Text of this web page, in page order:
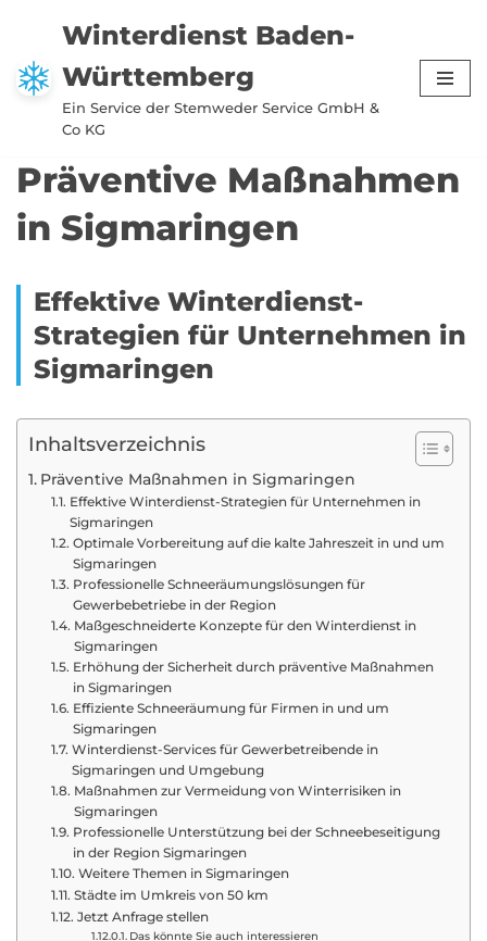
Zum
Inhalt
springen
Winterdienst Baden-
Württemberg
Ein Service der Stemweder Service GmbH &
Co KG
Präventive Maßnahmen
in Sigmaringen
Effektive Winterdienst-
Strategien für Unternehmen in
Sigmaringen
Inhaltsverzeichnis
Präventive Maßnahmen in Sigmaringen
Effektive Winterdienst-Strategien für Unternehmen in
Sigmaringen
Optimale Vorbereitung auf die kalte Jahreszeit in und um
Sigmaringen
Professionelle Schneeräumungslösungen für
Gewerbebetriebe in der Region
Maßgeschneiderte Konzepte für den Winterdienst in
Sigmaringen
Erhöhung der Sicherheit durch präventive Maßnahmen
in Sigmaringen
Effiziente Schneeräumung für Firmen in und um
Sigmaringen
Winterdienst-Services für Gewerbetreibende in
Sigmaringen und Umgebung
Maßnahmen zur Vermeidung von Winterrisiken in
Sigmaringen
Professionelle Unterstützung bei der Schneebeseitigung
in der Region Sigmaringen
Weitere Themen in Sigmaringen
Städte im Umkreis von 50 km
Jetzt Anfrage stellen
Das könnte Sie auch interessieren